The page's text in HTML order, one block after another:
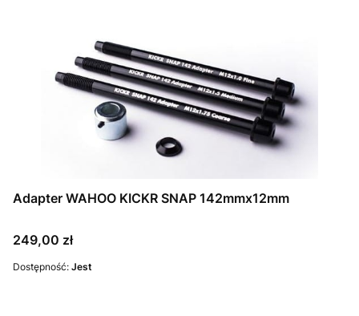
Adapter WAHOO KICKR SNAP 142mmx12mm
Cena
249,00 zł
Dostępność: Jest